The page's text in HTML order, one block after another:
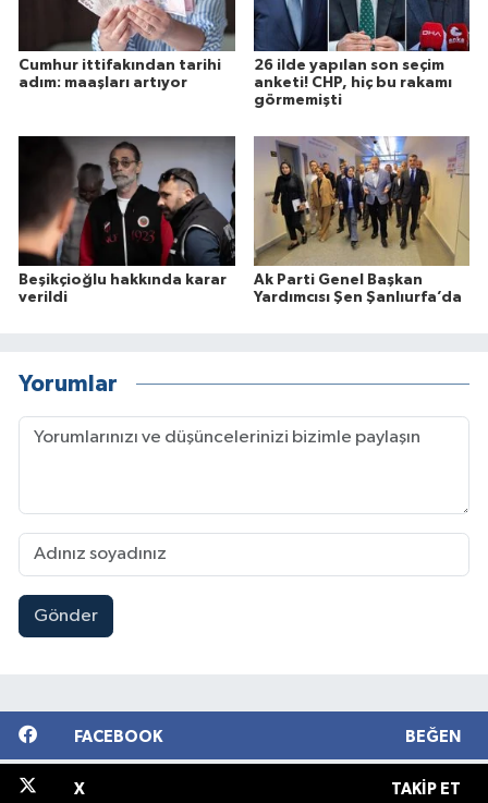
Cumhur ittifakından tarihi
adım: maaşları artıyor
26 ilde yapılan son seçim
anketi! CHP, hiç bu rakamı
görmemişti
Beşikçioğlu hakkında karar
verildi
Ak Parti Genel Başkan
Yardımcısı Şen Şanlıurfa’da
Yorumlar
Gönder
FACEBOOK BEĞEN
X TAKIP ET